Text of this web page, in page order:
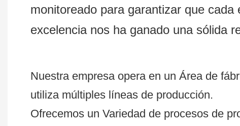
monitoreado para garantizar que
excelencia nos ha ganado una sólida
Nuestra empresa opera en un Área de
utiliza múltiples líneas de producción.
Ofrecemos un Variedad de procesos de